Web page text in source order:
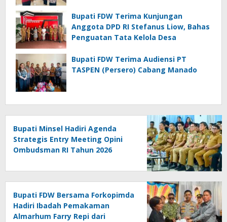
Bupati FDW Terima Kunjungan
Anggota DPD RI Stefanus Liow, Bahas
Penguatan Tata Kelola Desa
Bupati FDW Terima Audiensi PT
TASPEN (Persero) Cabang Manado
Bupati Minsel Hadiri Agenda
Strategis Entry Meeting Opini
Ombudsman RI Tahun 2026
Bupati FDW Bersama Forkopimda
Hadiri Ibadah Pemakaman
Almarhum Farry Repi dari